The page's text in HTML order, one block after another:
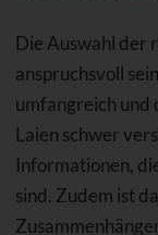
Die Auswahl der
anspruchsvoll
umfangreich und
Laien schwer
Informationen,
sind. Zudem ist